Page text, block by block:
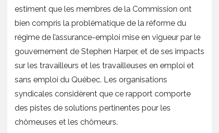
estiment que les membres de la Commission ont
bien compris la problématique de la réforme du
régime de l’assurance-emploi mise en vigueur par le
gouvernement de Stephen Harper, et de ses impacts
sur les travailleurs et les travailleuses en emploi et
sans emploi du Québec. Les organisations
syndicales considèrent que ce rapport comporte
des pistes de solutions pertinentes pour les
chômeuses et les chômeurs.